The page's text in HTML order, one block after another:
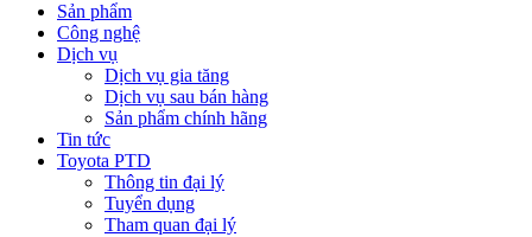
Sản phẩm
Công nghệ
Dịch vụ
Dịch vụ gia tăng
Dịch vụ sau bán hàng
Sản phẩm chính hãng
Tin tức
Toyota PTD
Thông tin đại lý
Tuyển dụng
Tham quan đại lý